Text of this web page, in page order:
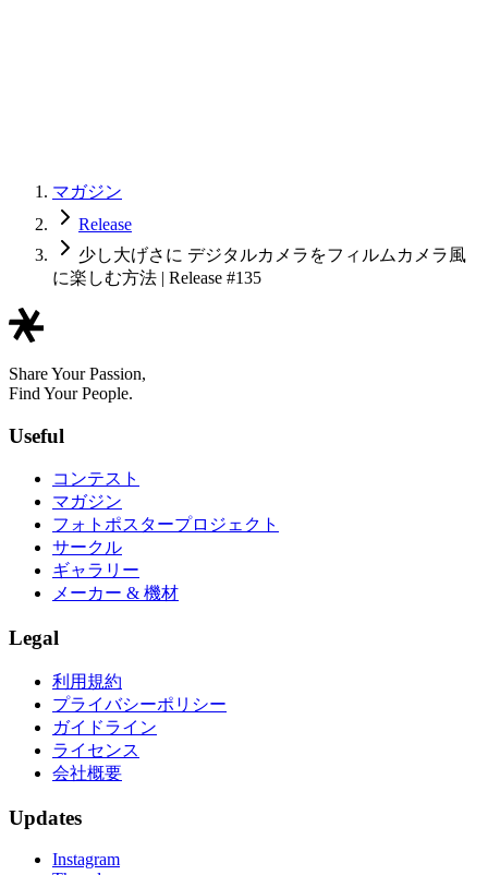
マガジン
Release
少し大げさに デジタルカメラをフィルムカメラ風
に楽しむ方法 | Release #135
Share Your Passion,
Find Your People.
Useful
コンテスト
マガジン
フォトポスタープロジェクト
サークル
ギャラリー
メーカー & 機材
Legal
利用規約
プライバシーポリシー
ガイドライン
ライセンス
会社概要
Updates
Instagram